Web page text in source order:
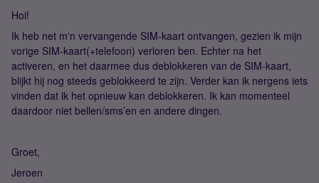
Hoi!
Ik heb net m'n vervangende SIM-kaart ontvangen, gezien ik mijn
vorige SIM-kaart(+telefoon) verloren ben. Echter na het
activeren, en het daarmee dus deblokkeren van de SIM-kaart,
blijkt hij nog steeds geblokkeerd te zijn. Verder kan ik nergens iets
vinden dat ik het opnieuw kan deblokkeren. Ik kan momenteel
daardoor niet bellen/sms’en en andere dingen.
Groet,
Jeroen